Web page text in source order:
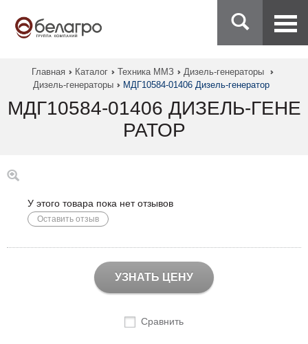
Главная Каталог Техника ММЗ
Дизель-генераторы
Дизель-генераторы
МДГ10584-01406 Дизель-генератор
МДГ10584-01406 ДИЗЕЛЬ-ГЕНЕ
РАТОР
У этого товара пока нет отзывов
Оставить отзыв
УЗНАТЬ ЦЕНУ
Сравнить